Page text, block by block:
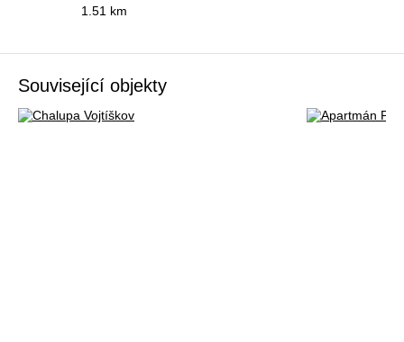
1.51 km
Související objekty